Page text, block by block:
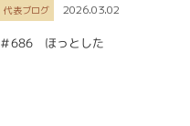
代表ブログ 2026.03.02
＃686 ほっとした